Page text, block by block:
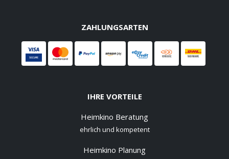
ZAHLUNGSARTEN
IHRE VORTEILE
Heimkino Beratung
ehrlich und kompetent
Heimkino Planung